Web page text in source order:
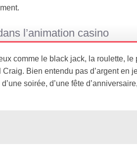
l’animation casino
comme le black jack, la roulette, le
Bien entendu pas d’argent en
soirée, d’une fête